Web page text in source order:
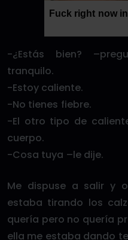
Fuck right now
-¿Estás bien?
tranquilo.
-Estoy caliente.
-No tienes fiebre.
-El otro tipo de
cuerpo.
-Cosa tuya –le dije.
Me dispuse a salir y
estaba tirando los
quería pero no quería
ella me estaba dando